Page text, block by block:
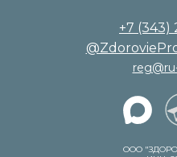
ООО
+7 (343)